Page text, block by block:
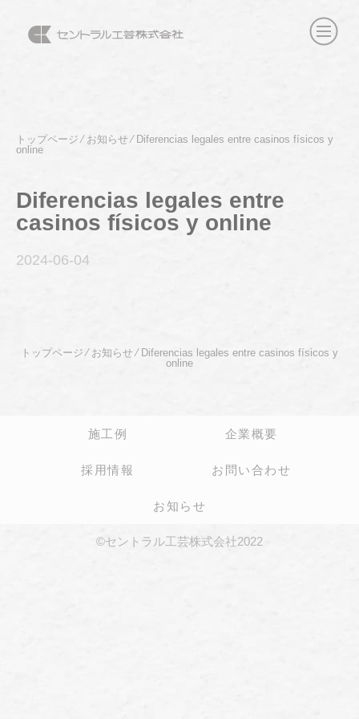
トップページ⁄ お知らせ⁄ Diferencias legales entre casinos físicos y
online
Diferencias legales entre
casinos físicos y online
2024-06-04
トップページ ⁄ お知らせ⁄ Diferencias legales entre casinos físicos y
online
施工例 企業概要
採用情報 お問い合わせ
お知らせ
©セントラル工芸株式会社2022